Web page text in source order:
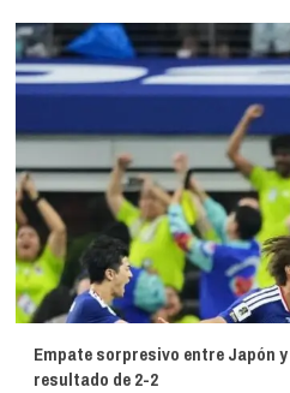
Empate sorpresivo entre Japón
resultado de 2-2